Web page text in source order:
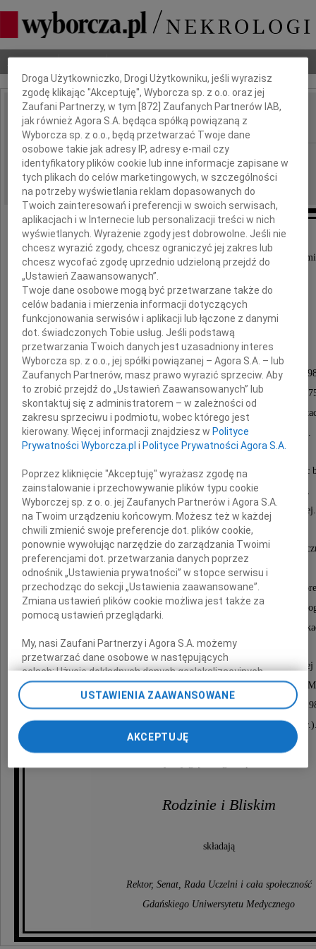
Nekrologi Odeszli Poradnik pogrzebowy
IMIĘ I NAZWISKO: Jerzy Krechniak
REGION: Gdańsk
DATA EMISJI: 08.05.2024
Z głębokim smutkiem przyjęliśmy wiadomość o
prof. dr. hab. n. farm.
Jerzego Krechniaka
kierownika Katedry i Zakładu Toksykologii w latach
Prodziekana Wydziału Farmaceutycznego w latach
dziekana WF w latach 1981-1984, prorektora ds. nauki w
zatrudnionego w Uczelni w latach 1955-2005.
Autora i współautora licznych publikacji naukowych, prac
oraz rozdziałów podręczników akademickich,
m.in. Toksykologii i Toksykologii współczesnej.
Członka m.in. Polskiego Towarzystwa
Polskiego Towarzystwa Farmaceutycznego,
Międzynarodowego Towarzystwa Badań nad
Gdańskiego Towarzystwa Naukowego, a także Komisji
oraz Komisji Medycyny Morskiej i Tropikalnej Polskiej
Odznaczonego m.in. odznaką Zasłużony Ziemi
Złotym Krzyżem Zasługi (1976 r.), Medalem Zasłużony
Krzyżem Kawalerskim Orderu Odrodzenia Polski
Medalem Komisji Edukacji Narodowej (1991
Rodzinie i Bliskim
składają
Rektor, Senat, Rada Uczelni i cała społeczność
Gdańskiego Uniwersytetu Medycznego
Dbamy o Twoją prywatność
Droga Użytkowniczko, Drogi Użytkowniku, jeśli wyrazisz
zgodę klikając "Akceptuję", Wyborcza sp. z o.o. oraz jej
Zaufani Partnerzy, w tym [872 ] Zaufanych Partnerów IAB,
jak również Agora S.A. będąca spółką powiązaną z
Wyborcza sp. z o.o., będą przetwarzać Twoje dane
osobowe takie jak adresy IP, adresy e-mail czy
identyfikatory plików cookie lub inne informacje zapisane w
tych plikach do celów marketingowych, w szczególności
na potrzeby wyświetlania reklam dopasowanych do
Twoich zainteresowań i preferencji w swoich serwisach,
aplikacjach i w Internecie lub personalizacji treści w nich
wyświetlanych. Wyrażenie zgody jest dobrowolne. Jeśli nie
chcesz wyrazić zgody, chcesz ograniczyć jej zakres lub
chcesz wycofać zgodę uprzednio udzieloną przejdź do
„Ustawień Zaawansowanych”.
Twoje dane osobowe mogą być przetwarzane także do
celów badania i mierzenia informacji dotyczących
funkcjonowania serwisów i aplikacji lub łączone z danymi
dot. świadczonych Tobie usług. Jeśli podstawą
przetwarzania Twoich danych jest uzasadniony interes
Wyborcza sp. z o.o., jej spółki powiązanej – Agora S.A. – lub
Zaufanych Partnerów, masz prawo wyrazić sprzeciw. Aby
to zrobić przejdź do „Ustawień Zaawansowanych” lub
skontaktuj się z administratorem – w zależności od
zakresu sprzeciwu i podmiotu, wobec którego jest
kierowany. Więcej informacji znajdziesz w Polityce
Prywatności Wyborcza.pl i Polityce Prywatności Agora S.A.
Poprzez kliknięcie "Akceptuję" wyrażasz zgodę na
zainstalowanie i przechowywanie plików typu cookie
Wyborczej sp. z o. o. jej Zaufanych Partnerów i Agora S.A.
na Twoim urządzeniu końcowym. Możesz też w każdej
chwili zmienić swoje preferencje dot. plików cookie,
ponownie wywołując narzędzie do zarządzania Twoimi
preferencjami dot. przetwarzania danych poprzez
odnośnik „Ustawienia prywatności” w stopce serwisu i
przechodząc do sekcji „Ustawienia zaawansowane”.
Zmiana ustawień plików cookie możliwa jest także za
pomocą ustawień przeglądarki.
My, nasi Zaufani Partnerzy i Agora S.A. możemy
przetwarzać dane osobowe w następujących
celach:Użycie dokładnych danych geolokalizacyjnych.
Aktywne skanowanie charakterystyki urządzenia do celów
identyfikacji. Przechowywanie informacji na urządzeniu lub
reklam i treści, badnie odbiorców i ulepszanie usług.
Lista Zaufanych Partnerów
USTAWIENIA ZAAWANSOWANE
AKCEPTUJĘ